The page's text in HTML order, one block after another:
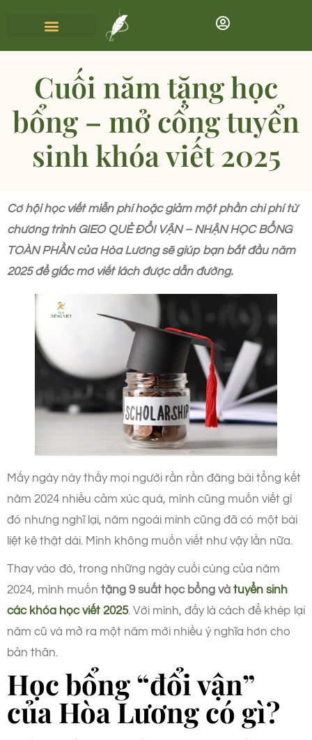
Cuối năm tặng học
bổng – mở cổng tuyển
sinh khóa viết 2025
Cơ hội học viết miễn phí hoặc giảm một phần chi phí từ
chương trình GIEO QUẺ ĐỔI VẬN – NHẬN HỌC BỔNG
TOÀN PHẦN của Hòa Lương sẽ giúp bạn bắt đầu năm
2025 để giấc mơ viết lách được dẫn đường.
Mấy ngày này thấy mọi người rần rần đăng bài tổng kết
năm 2024 nhiều cảm xúc quá, mình cũng muốn viết gì
đó nhưng nghĩ lại, năm ngoái mình cũng đã có một bài
liệt kê thật dài. Mình không muốn viết như vậy lần nữa.
Thay vào đó, trong những ngày cuối cùng của năm
2024, mình muốn tặng 9 suất học bổng và tuyển sinh
các khóa học viết 2025. Với mình, đấy là cách để khép lại
năm cũ và mở ra một năm mới nhiều ý nghĩa hơn cho
bản thân.
Học bổng “đổi vận”
của Hòa Lương có gì?